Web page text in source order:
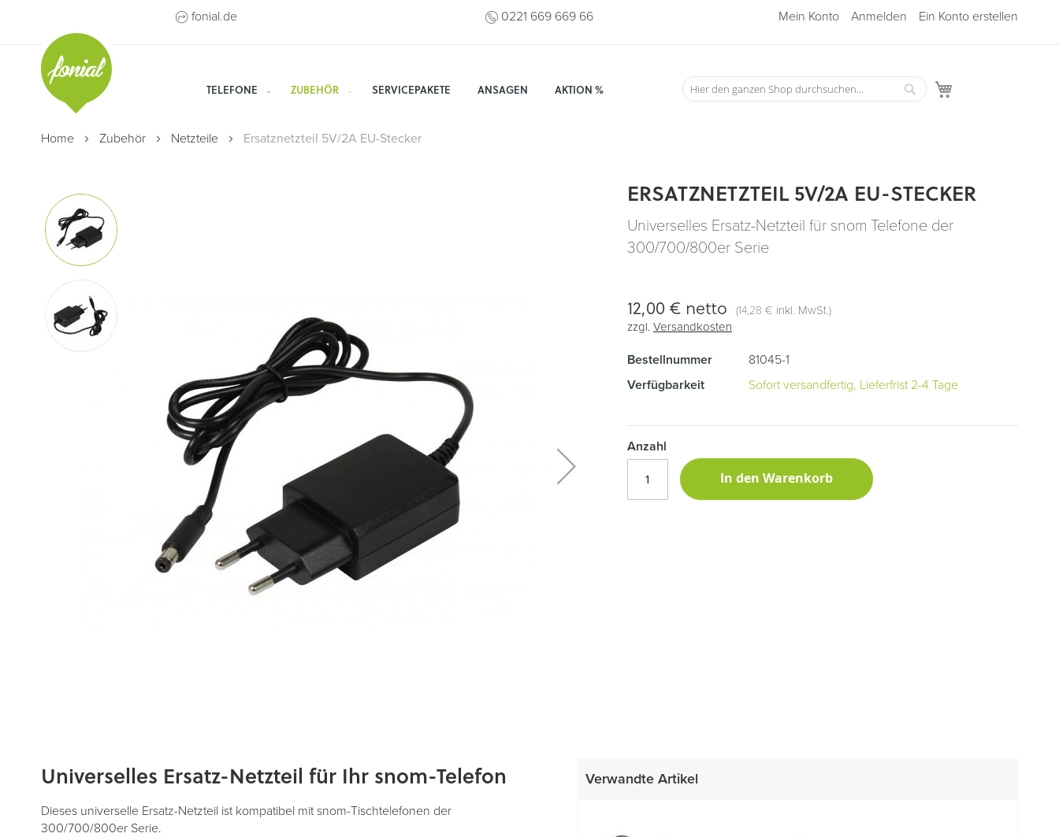
Mein Konto Anmelden Ein Konto erstellen
zum
Inhalt
fonial.de 0221 669 669 66
TELEFONE ZUBEHÖR SERVICEPAKETE ANSAGEN AKTION %
Suche
Home Zubehör Netzteile Ersatznetzteil 5V/2A EU-Stecker
Zum
Ende
der
Bildergalerie
springen
Anfang
der
Bildergalerie
springen
ERSATZNETZTEIL 5V/2A EU-STECKER
Universelles Ersatz-Netzteil für snom Telefone der
300/700/800er Serie
12,00 € netto (14,28 € inkl. MwSt.)
zzgl. Versandkosten
Bestellnummer
81045-1
Verfügbarkeit
Sofort versandfertig, Lieferfrist 2-4 Tage
Anzahl
In den Warenkorb
Universelles Ersatz-Netzteil für Ihr snom-Telefon
Dieses universelle Ersatz-Netzteil ist kompatibel mit snom-Tischtelefonen der
300/700/800er Serie.
Verwandte Artikel